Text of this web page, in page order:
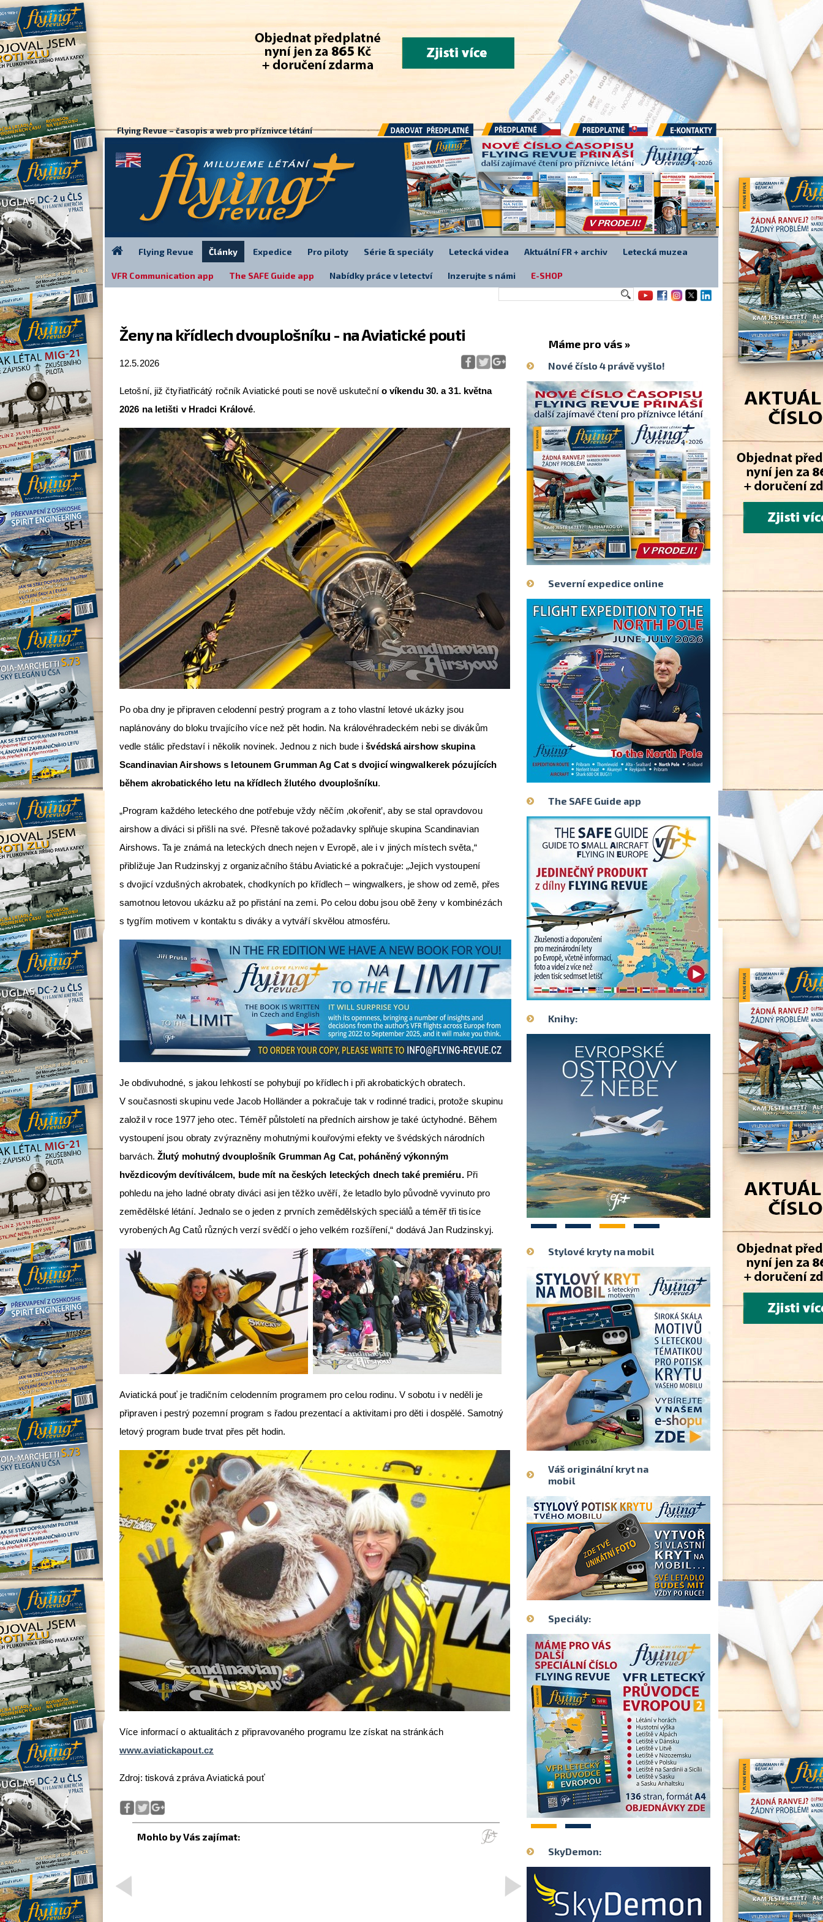
Ženy na křídlech dvouplošníku - na Aviatické pouti
12.5.2026
Letošní, již čtyřiatřicátý ročník Aviatické pouti se nově uskuteční o víkendu 30. a 31. května
2026 na letišti v Hradci Králové.
Po oba dny je připraven celodenní pestrý program a z toho vlastní letové ukázky jsou
naplánovány do bloku trvajícího více než pět hodin. Na královéhradeckém nebi se divákům
vedle stálic představí i několik novinek. Jednou z nich bude išvédská airshow skupina
Scandinavian Airshows s letounem Grumman Ag Cat s dvojicí wingwalkerek pózujících
během akrobatického letu na křídlech žlutého dvouplošníku.
„Program každého leteckého dne potřebuje vždy něčím ‚okořenit‛, aby se stal opravdovou
airshow a diváci si přišli na své. Přesně takové požadavky splňuje skupina Scandinavian
Airshows. Ta je známá na leteckých dnech nejen v Evropě, ale i v jiných místech světa,“
přibližuje Jan Rudzinskyj z organizačního štábu Aviatické a pokračuje: „Jejich vystoupení
s dvojicí vzdušných akrobatek, chodkyních po křídlech – wingwalkers, je show od země, přes
samotnou letovou ukázku až po přistání na zemi. Po celou dobu jsou obě ženy v kombinézách
s tygřím motivem v kontaktu s diváky a vytváří skvělou atmosféru.
Je obdivuhodné, s jakou lehkostí se pohybují po křídlech i při akrobatických obratech.
V současnosti skupinu vede Jacob Holländer a pokračuje tak v rodinné tradici, protože skupinu
založil v roce 1977 jeho otec. Téměř půlstoletí na předních airshow je také úctyhodné. Během
vystoupení jsou obraty zvýrazněny mohutnými kouřovými efekty ve švédských národních
barvách. Žlutý mohutný dvouplošník Grumman Ag Cat, poháněný výkonným
hvězdicovým devítiválcem, bude mít na českých leteckých dnech také premiéru.Při
pohledu na jeho ladné obraty diváci asi jen těžko uvěří, že letadlo bylo původně vyvinuto pro
zemědělské létání. Jednalo se o jeden z prvních zemědělských speciálů a téměř tři tisíce
vyrobených Ag Catů různých verzí svědčí o jeho velkém rozšíření,“ dodává Jan Rudzinskyj.
Aviatická pouť je tradičním celodenním programem pro celou rodinu. V sobotu i v neděli je
připraven i pestrý pozemní program s řadou prezentací a aktivitami pro děti i dospělé. Samotný
letový program bude trvat přes pět hodin.
Více informací o aktualitách z připravovaného programu lze získat na stránkách
www.aviatickapout.cz
Zdroj: tisková zpráva Aviatická pouť
>
Máme pro vás »
Nové číslo 4 právě vyšlo!
Severní expedice online
The SAFE Guide app
Knihy:
1 2 3 4
Stylové kryty na mobil
Váš originální kryt na
mobil
Speciály:
1 2
SkyDemon:
Flying Revue – časopis a web pro příznivce létání
Darovat předplatné Předplatné Předplatné E-kontakty
Flying Revue Články Expedice Pro piloty Série & speciály Letecká videa Aktuální FR + archiv Letecká muzea
VFR Communication app The SAFE Guide app Nabídky práce v letectví Inzerujte s námi E-SHOP